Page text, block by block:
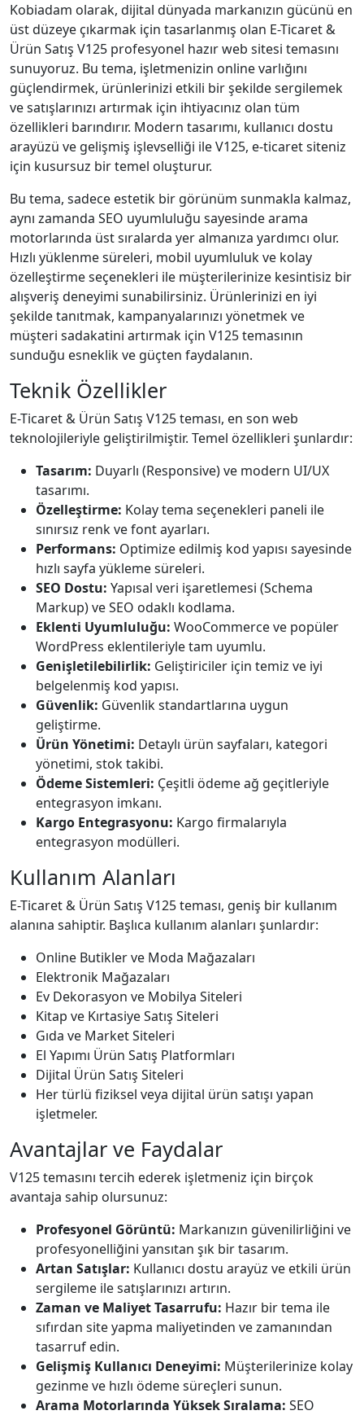
Kobiadam olarak, dijital dünyada markanızın gücünü en
üst düzeye çıkarmak için tasarlanmış olan E-Ticaret &
Ürün Satış V125 profesyonel hazır web sitesi temasını
sunuyoruz. Bu tema, işletmenizin online varlığını
güçlendirmek, ürünlerinizi etkili bir şekilde sergilemek
ve satışlarınızı artırmak için ihtiyacınız olan tüm
özellikleri barındırır. Modern tasarımı, kullanıcı dostu
arayüzü ve gelişmiş işlevselliği ile V125, e-ticaret siteniz
için kusursuz bir temel oluşturur.
Bu tema, sadece estetik bir görünüm sunmakla kalmaz,
aynı zamanda SEO uyumluluğu sayesinde arama
motorlarında üst sıralarda yer almanıza yardımcı olur.
Hızlı yüklenme süreleri, mobil uyumluluk ve kolay
özelleştirme seçenekleri ile müşterilerinize kesintisiz bir
alışveriş deneyimi sunabilirsiniz. Ürünlerinizi en iyi
şekilde tanıtmak, kampanyalarınızı yönetmek ve
müşteri sadakatini artırmak için V125 temasının
sunduğu esneklik ve güçten faydalanın.
Teknik Özellikler
E-Ticaret & Ürün Satış V125 teması, en son web
teknolojileriyle geliştirilmiştir. Temel özellikleri şunlardır:
Tasarım: Duyarlı (Responsive) ve modern UI/UX
tasarımı.
Özelleştirme: Kolay tema seçenekleri paneli ile
sınırsız renk ve font ayarları.
Performans: Optimize edilmiş kod yapısı sayesinde
hızlı sayfa yükleme süreleri.
SEO Dostu: Yapısal veri işaretlemesi (Schema
Markup) ve SEO odaklı kodlama.
Eklenti Uyumluluğu: WooCommerce ve popüler
WordPress eklentileriyle tam uyumlu.
Genişletilebilirlik: Geliştiriciler için temiz ve iyi
belgelenmiş kod yapısı.
Güvenlik: Güvenlik standartlarına uygun
geliştirme.
Ürün Yönetimi: Detaylı ürün sayfaları, kategori
yönetimi, stok takibi.
Ödeme Sistemleri: Çeşitli ödeme ağ geçitleriyle
entegrasyon imkanı.
Kargo Entegrasyonu: Kargo firmalarıyla
entegrasyon modülleri.
Kullanım Alanları
E-Ticaret & Ürün Satış V125 teması, geniş bir kullanım
alanına sahiptir. Başlıca kullanım alanları şunlardır:
Online Butikler ve Moda Mağazaları
Elektronik Mağazaları
Ev Dekorasyon ve Mobilya Siteleri
Kitap ve Kırtasiye Satış Siteleri
Gıda ve Market Siteleri
El Yapımı Ürün Satış Platformları
Dijital Ürün Satış Siteleri
Her türlü fiziksel veya dijital ürün satışı yapan
işletmeler.
Avantajlar ve Faydalar
V125 temasını tercih ederek işletmeniz için birçok
avantaja sahip olursunuz:
Profesyonel Görüntü: Markanızın güvenilirliğini ve
profesyonelliğini yansıtan şık bir tasarım.
Artan Satışlar: Kullanıcı dostu arayüz ve etkili ürün
sergileme ile satışlarınızı artırın.
Zaman ve Maliyet Tasarrufu: Hazır bir tema ile
sıfırdan site yapma maliyetinden ve zamanından
tasarruf edin.
Gelişmiş Kullanıcı Deneyimi: Müşterilerinize kolay
gezinme ve hızlı ödeme süreçleri sunun.
Arama Motorlarında Yüksek Sıralama: SEO